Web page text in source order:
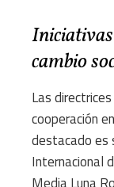
cambio
Las
cooperación
destacado es
Internacional